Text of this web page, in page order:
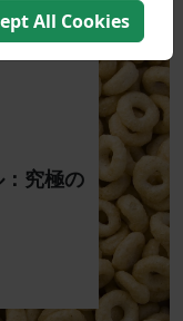
究極の
All Cookies